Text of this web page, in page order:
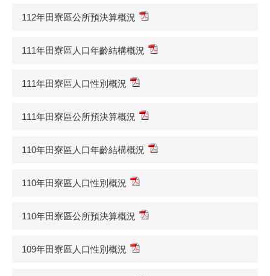
112年田寮區公所預決算概況
111年田寮區人口年齡結構概況
111年田寮區人口性別概況
111年田寮區公所預決算概況
110年田寮區人口年齡結構概況
110年田寮區人口性別概況
110年田寮區公所預決算概況
109年田寮區人口性別概況